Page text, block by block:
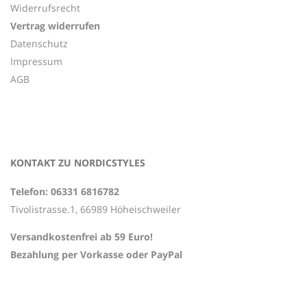
Widerrufsrecht
Vertrag widerrufen
Datenschutz
Impressum
AGB
KONTAKT ZU NORDICSTYLES
Telefon: 06331 6816782
Tivolistrasse.1, 66989 Höheischweiler
Versandkostenfrei ab 59 Euro!
Bezahlung per Vorkasse oder PayPal